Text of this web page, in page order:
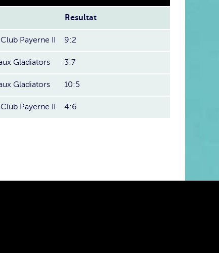
Resultat
Payerne II 9:2
Gladiators 3:7
Gladiators 10:5
Payerne II 4:6